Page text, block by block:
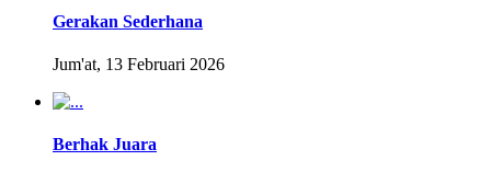
Gerakan Sederhana
Jum'at, 13 Februari 2026
Berhak Juara